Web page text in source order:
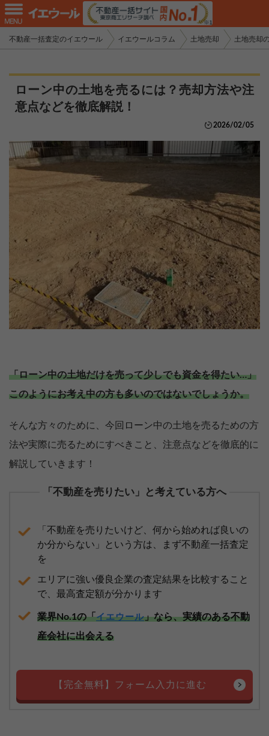
不動産一括査定のイエウール イエウールコラム 土地売却 土地売却
ローン中の土地を売るには？売却方法や注
意点などを徹底解説！
2026/02/05
「ローン中の土地だけを売って少しでも資金を得たい…」
このようにお考え中の方も多いのではないでしょうか。
そんな方々のために、今回ローン中の土地を売るための方
法や実際に売るためにすべきこと、注意点などを徹底的に
解説していきます！
「不動産を売りたい」と考えている方へ
「不動産を売りたいけど、何から始めれば良いの
か分からない」という方は、まず不動産一括査定
を
エリアに強い優良企業の査定結果を比較すること
で、最高査定額が分かります
業界No.1の「イエウール」なら、実績のある不動
産会社に出会える
【完全無料】フォーム入力に進む